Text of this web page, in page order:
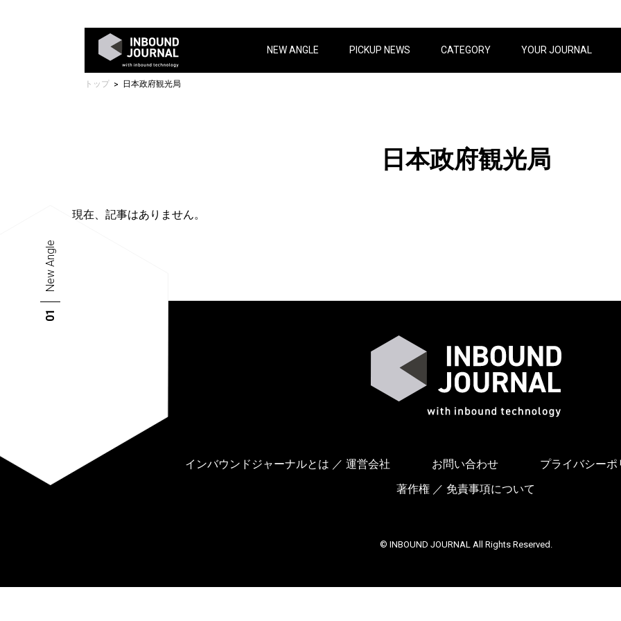
NEW ANGLE PICKUP NEWS CATEGORY YOUR JOURNAL
トップ 日本政府観光局
日本政府観光局
01
New Angle
現在、記事はありません。
インバウンドジャーナルとは ／ 運営会社 お問い合わせ プライバシーポ
著作権 ／ 免責事項について
© INBOUND JOURNAL All Rights Reserved.